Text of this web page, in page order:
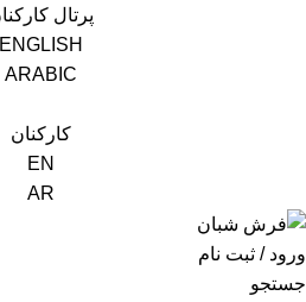
پرتال
ENGLISH
ARABIC
کارکنان
EN
AR
ورود / ثبت نام
جستجو